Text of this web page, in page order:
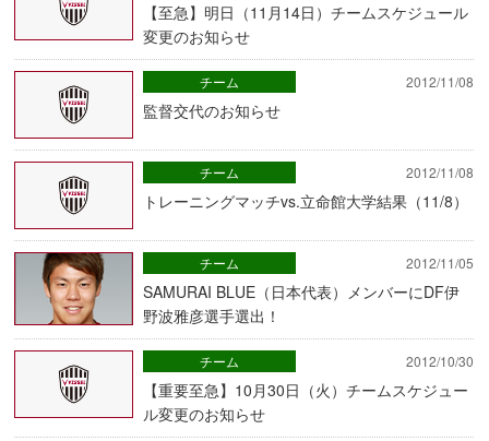
【至急】明日（11月14日）チームスケジュール
変更のお知らせ
2012/11/08
監督交代のお知らせ
チーム
2012/11/08
トレーニングマッチvs.立命館大学結果（11/8）
チーム
2012/11/05
SAMURAI BLUE（日本代表）メンバーにDF伊
野波雅彦選手選出！
チーム
2012/10/30
【重要至急】10月30日（火）チームスケジュー
ル変更のお知らせ
チーム